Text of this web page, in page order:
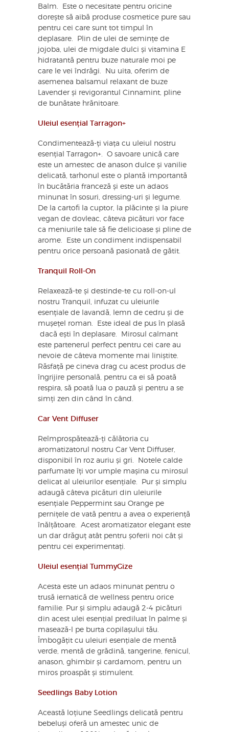
Balm. Este o necesitate pentru oricine
dorește să aibă produse cosmetice pure sau
pentru cei care sunt tot timpul în
deplasare. Plin de ulei de semințe de
jojoba, ulei de migdale dulci și vitamina E
hidratantă pentru buze naturale moi pe
care le vei îndrăgi. Nu uita, oferim de
asemenea balsamul relaxant de buze
Lavender și revigorantul Cinnamint, pline
de bunătate hrănitoare.
Uleiul esențial Tarragon+
Condimentează-ți viața cu uleiul nostru
esențial Tarragon+. O savoare unică care
este un amestec de anason dulce și vanilie
delicată, tarhonul este o plantă importantă
în bucătăria franceză și este un adaos
minunat în sosuri, dressing-uri și legume.
De la cartofi la cuptor, la plăcinte și la piure
vegan de dovleac, câteva picături vor face
ca meniurile tale să fie delicioase și pline de
arome. Este un condiment indispensabil
pentru orice persoană pasionată de gătit.
Tranquil Roll-On
Relaxează-te și destinde-te cu roll-on-ul
nostru Tranquil, infuzat cu uleiurile
esențiale de lavandă, lemn de cedru și de
mușețel roman. Este ideal de pus în plasă
dacă ești în deplasare. Mirosul calmant
este partenerul perfect pentru cei care au
nevoie de câteva momente mai liniștite.
Răsfață pe cineva drag cu acest produs de
îngrijire personală, pentru ca ei să poată
respira, să poată lua o pauză și pentru a se
simți zen din când în când.
Car Vent Diffuser
Reîmprospătează-ți călătoria cu
aromatizatorul nostru Car Vent Diffuser,
disponibil în roz auriu și gri. Notele calde
parfumate îți vor umple mașina cu mirosul
delicat al uleiurilor esențiale. Pur și simplu
adaugă câteva picături din uleiurile
esențiale Peppermint sau Orange pe
pernițele de vată pentru a avea o experiență
înălțătoare. Acest aromatizator elegant este
un dar drăguț atât pentru șoferii noi cât și
pentru cei experimentați.
Uleiul esențial TummyGize
Acesta este un adaos minunat pentru o
trusă iernatică de wellness pentru orice
familie. Pur și simplu adaugă 2-4 picături
din acest ulei esențial prediluat în palme și
masează-l pe burta copilașului tău.
Îmbogățit cu uleiuri esențiale de mentă
verde, mentă de grădină, tangerine, fenicul,
anason, ghimbir și cardamom, pentru un
miros proaspăt și stimulent.
Seedlings Baby Lotion
Această loțiune Seedlings delicată pentru
bebeluși oferă un amestec unic de